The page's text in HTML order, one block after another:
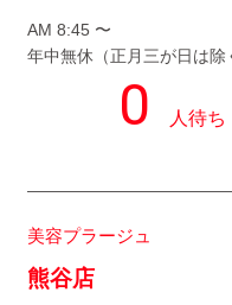
AM 8:45 〜
年中無休（正月三が日は除
美容プラージュ
熊谷店